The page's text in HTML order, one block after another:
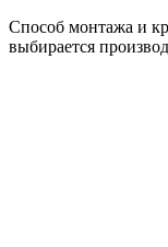
Способ монтажа и
выбирается